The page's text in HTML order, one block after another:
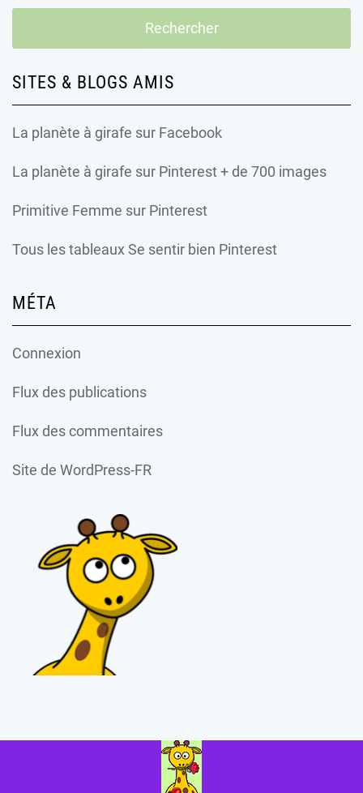
SITES & BLOGS AMIS
La planète à girafe sur Facebook
La planète à girafe sur Pinterest + de 700 images
Primitive Femme sur Pinterest
Tous les tableaux Se sentir bien Pinterest
MÉTA
Connexion
Flux des publications
Flux des commentaires
Site de WordPress-FR